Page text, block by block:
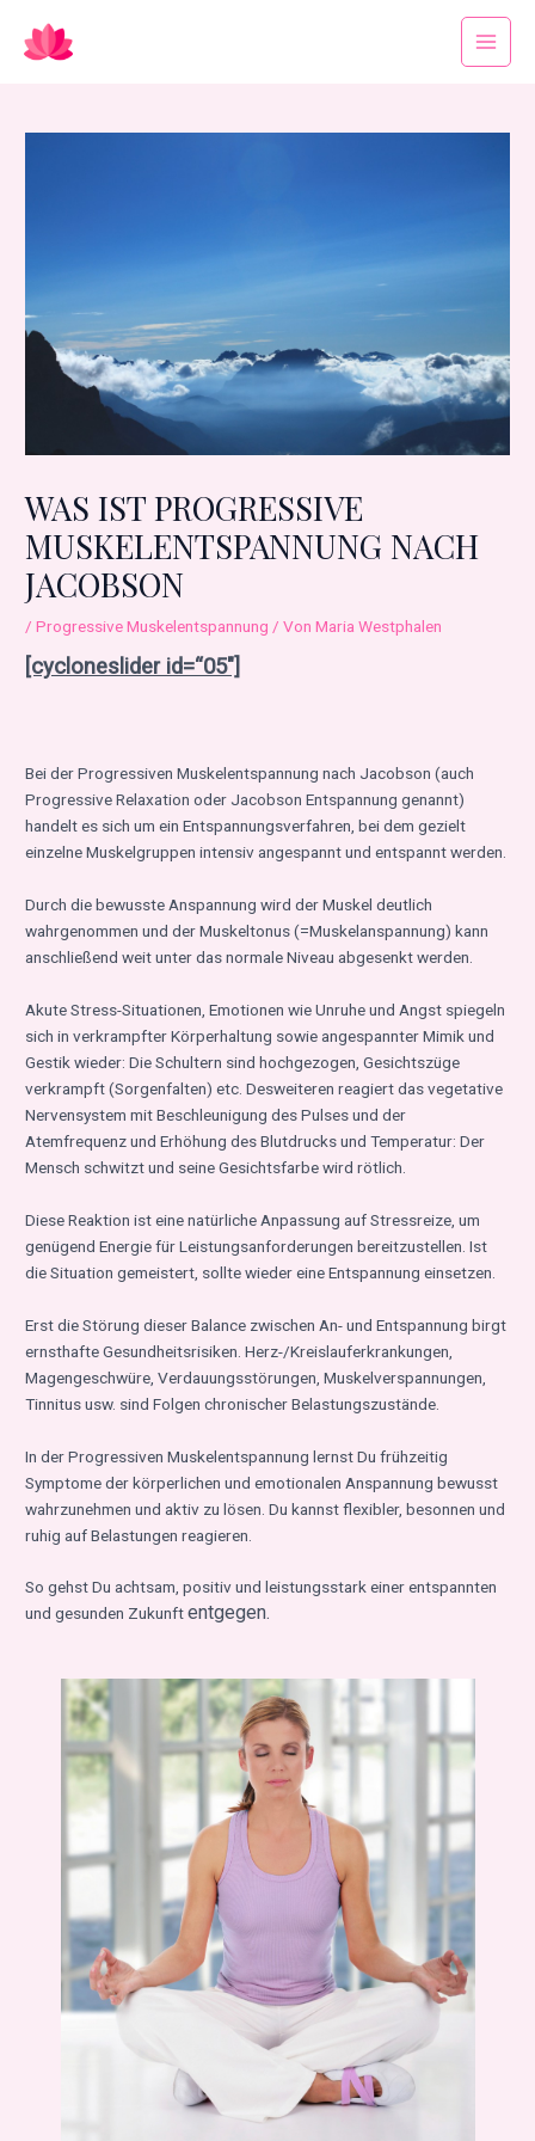
Inhalt
springen
Main
Menu
WAS IST PROGRESSIVE
MUSKELENTSPANNUNG NACH
JACOBSON
/Progressive Muskelentspannung / VonMaria Westphalen
[cycloneslider id=“05″]
Bei der Progressiven Muskelentspannung nach Jacobson (auch
Progressive Relaxation oder Jacobson Entspannung genannt)
handelt es sich um ein Entspannungsverfahren, bei dem gezielt
einzelne Muskelgruppen intensiv angespannt und entspannt werden.
Durch die bewusste Anspannung wird der Muskel deutlich
wahrgenommen und der Muskeltonus (=Muskelanspannung) kann
anschließend weit unter das normale Niveau abgesenkt werden.
Akute Stress-Situationen, Emotionen wie Unruhe und Angst spiegeln
sich in verkrampfter Körperhaltung sowie angespannter Mimik und
Gestik wieder: Die Schultern sind hochgezogen, Gesichtszüge
verkrampft (Sorgenfalten) etc. Desweiteren reagiert das vegetative
Nervensystem mit Beschleunigung des Pulses und der
Atemfrequenz und Erhöhung des Blutdrucks und Temperatur: Der
Mensch schwitzt und seine Gesichtsfarbe wird rötlich.
Diese Reaktion ist eine natürliche Anpassung auf Stressreize, um
genügend Energie für Leistungsanforderungen bereitzustellen. Ist
die Situation gemeistert, sollte wieder eine Entspannung einsetzen.
Erst die Störung dieser Balance zwischen An- und Entspannung birgt
ernsthafte Gesundheitsrisiken. Herz-/Kreislauferkrankungen,
Magengeschwüre, Verdauungsstörungen, Muskelverspannungen,
Tinnitus usw. sind Folgen chronischer Belastungszustände.
In der Progressiven Muskelentspannung lernst Du frühzeitig
Symptome der körperlichen und emotionalen Anspannung bewusst
wahrzunehmen und aktiv zu lösen. Du kannst flexibler, besonnen und
ruhig auf Belastungen reagieren.
So gehst Du achtsam, positiv und leistungsstark einer entspannten
und gesunden Zukunftentgegen.